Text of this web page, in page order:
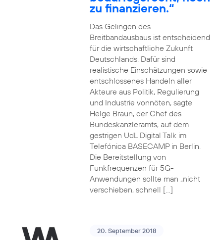
zu finanzieren.“
Das Gelingen des
Breitbandausbaus ist entscheidend
für die wirtschaftliche Zukunft
Deutschlands. Dafür sind
realistische Einschätzungen sowie
entschlossenes Handeln aller
Akteure aus Politik, Regulierung
und Industrie vonnöten, sagte
Helge Braun, der Chef des
Bundeskanzleramts, auf dem
gestrigen UdL Digital Talk im
Telefónica BASECAMP in Berlin.
Die Bereitstellung von
Funkfrequenzen für 5G-
Anwendungen sollte man „nicht
verschieben, schnell […]
20. September 2018